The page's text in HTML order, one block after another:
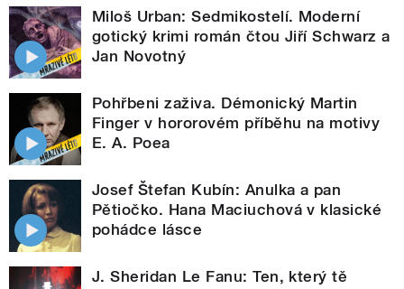
Miloš Urban: Sedmikostelí. Moderní
gotický krimi román čtou Jiří Schwarz a
Jan Novotný
Pohřbeni zaživa. Démonický Martin
Finger v hororovém příběhu na motivy
E. A. Poea
Josef Štefan Kubín: Anulka a pan
Pětiočko. Hana Maciuchová v klasické
pohádce lásce
J. Sheridan Le Fanu: Ten, který tě